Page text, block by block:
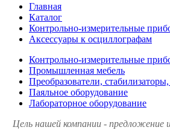
Главная
Каталог
Контрольно-измерительные
Аксессуары к осциллографам
Контрольно-измерительные
Промышленная мебель
Преобразователи,
Паяльное оборудование
Лабораторное оборудование
Цель нашей компании - предложение